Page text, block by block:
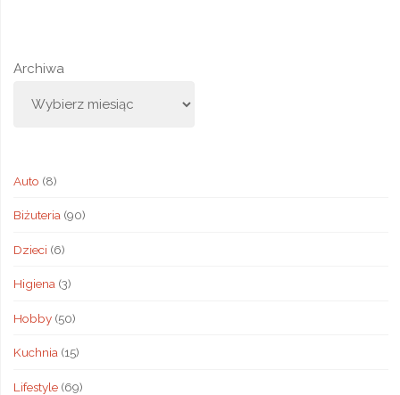
Archiwa
Auto (8)
Biżuteria (90)
Dzieci (6)
Higiena (3)
Hobby(50)
Kuchnia (15)
Lifestyle(69)